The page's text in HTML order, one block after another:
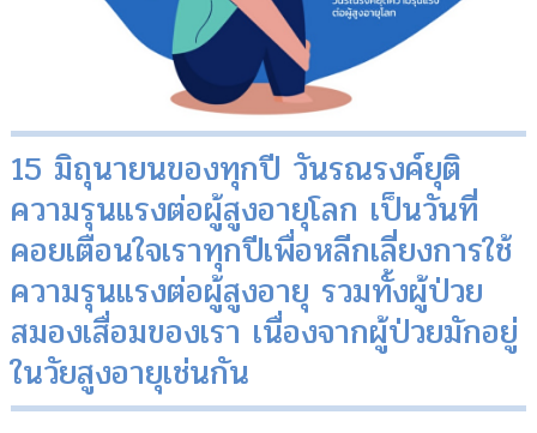
15 มิถุนายนของทุกปี วันรณรงค์ยุติ
ความรุนแรงต่อผู้สูงอายุโลก เป็นวันที่
คอยเตือนใจเราทุกปีเพื่อหลีกเลี่ยงการใช้
ความรุนแรงต่อผู้สูงอายุ รวมทั้งผู้ป่วย
สมองเสื่อมของเรา เนื่องจากผู้ป่วยมักอยู่
ในวัยสูงอายุเช่นกัน